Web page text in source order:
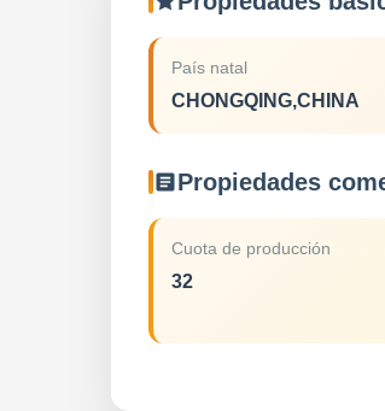
País natal
CHONGQING,CHINA
Propiedades
Cuota de producción
32